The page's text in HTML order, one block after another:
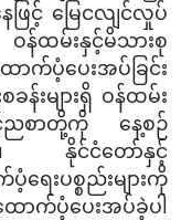
ဖြင့် မြေငလျင်လှုပ်
ထမ်းနှင့်မိသားစု
က်ပံ့ပေးအပ်ခြင်း
န်းများရှိ ဝန်ထမ်း
ညစာတို့ကို နေ့စဉ်
င်း၊ နိုင်ငံတော်နှင့်
းပစ္စည်းများကို
က်ပံ့ပေးအပ်ခဲ့ပါ